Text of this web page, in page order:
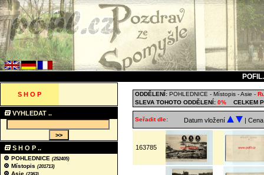
S H O P
VYHLEDAT ..
S H O P ..
POHLEDNICE (252405)
Místopis (201713)
Asie
ODDĚLENÍ: POHLEDNICE - Místopis -Asie -
SLEVA TOHOTO ODDĚLENÍ: 0% CELKEM
Seřadit dle: Datum vložení |
163785